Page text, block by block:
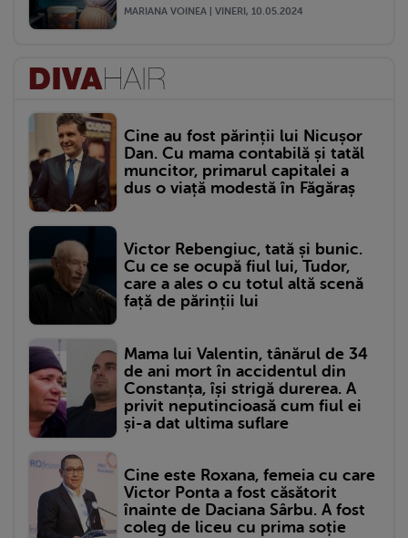
MARIANA VOINEA | VINERI, 10.05.2024
Cine au fost părinții lui Nicușor
Dan. Cu mama contabilă și tatăl
muncitor, primarul capitalei a
dus o viață modestă în Făgăraș
Victor Rebengiuc, tată și bunic.
Cu ce se ocupă fiul lui, Tudor,
care a ales o cu totul altă scenă
față de părinții lui
Mama lui Valentin, tânărul de 34
de ani mort în accidentul din
Constanța, își strigă durerea. A
privit neputincioasă cum fiul ei
și-a dat ultima suflare
Cine este Roxana, femeia cu care
Victor Ponta a fost căsătorit
înainte de Daciana Sârbu. A fost
coleg de liceu cu prima soție